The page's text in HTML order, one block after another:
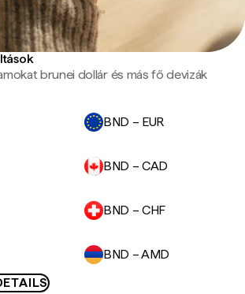
brunei dollár és más fő devizák
BND – EUR
BND – CAD
BND – CHF
BND – AMD